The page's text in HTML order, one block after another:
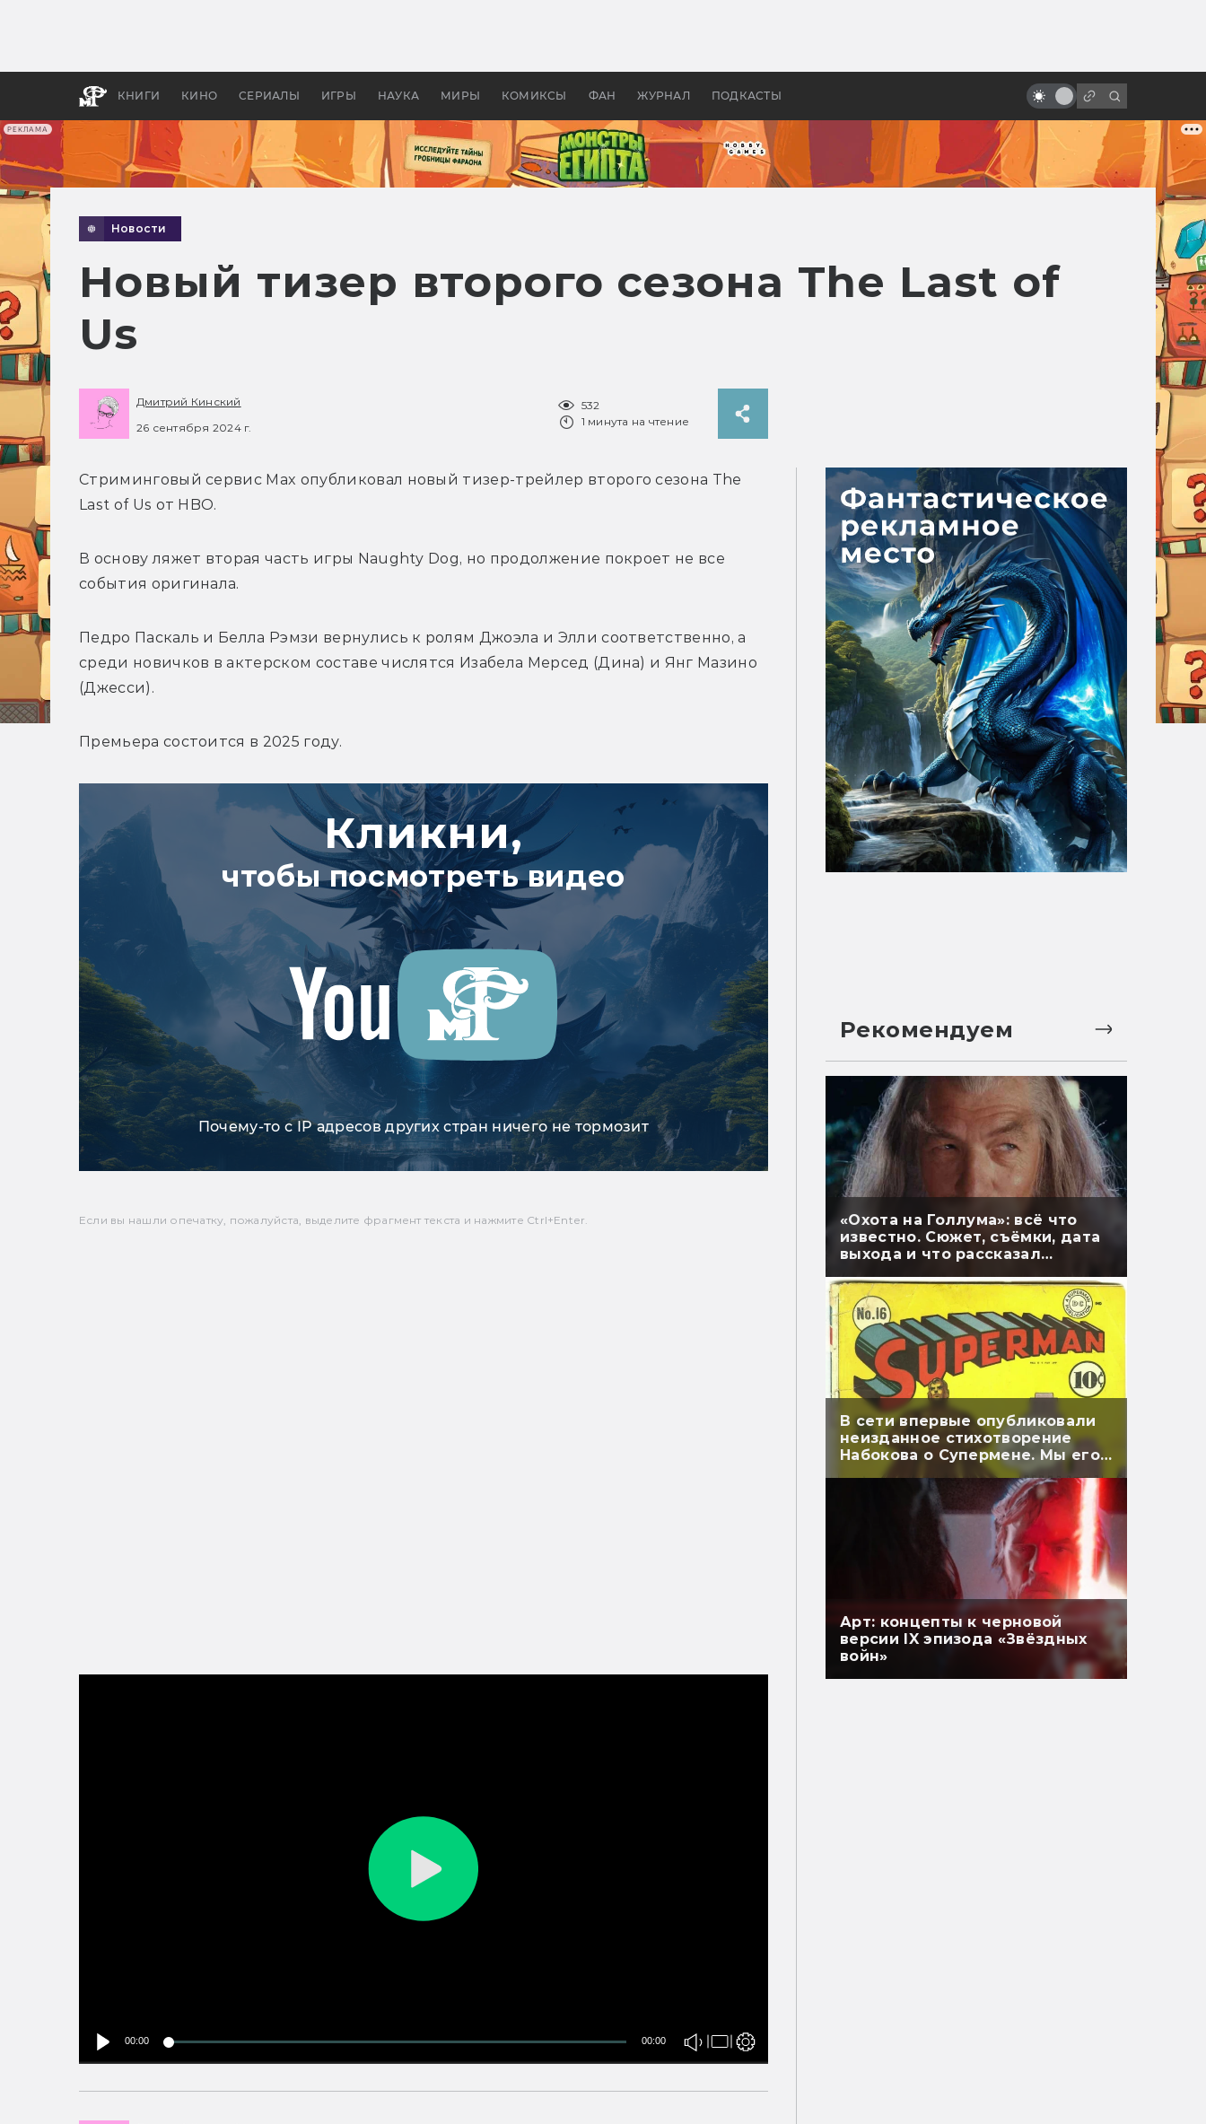
РЕКЛАМА
КНИГИ КИНО СЕРИАЛЫ ИГРЫ НАУКА МИРЫ КОМИКСЫ ФАН ЖУРНАЛ ПОДКАСТЫ
бы «Властелина колец»
Древней Грецией
мистика на съёмках
Новости
Новый тизер второго сезона The Last of
Us
Дмитрий Кинский
26 сентября 2024 г.
532
1 минута на чтение
Стриминговый сервис Max опубликовал новый тизер-трейлер второго сезона The
Last of Us от HBO.
В основу ляжет вторая часть игры Naughty Dog, но продолжение покроет не все
события оригинала.
Педро Паскаль и Белла Рэмзи вернулись к ролям Джоэла и Элли соответственно, а
среди новичков в актерском составе числятся Изабела Мерсед (Дина) и Янг Мазино
(Джесси).
Премьера состоится в 2025 году.
Кликни,
чтобы посмотреть видео
Почему-то с IP адресов других стран ничего не тормозит
Если вы нашли опечатку, пожалуйста, выделите фрагмент текста и нажмите Ctrl+Enter.
00:00 00:00
Рекомендуем
«Охота на Голлума»: всё что
известно. Сюжет, съёмки, дата
выхода и что рассказал
В сети впервые опубликовали
неизданное стихотворение
Набокова о Супермене. Мы его
перевели
Арт: концепты к черновой
версии IX эпизода «Звёздных
войн»